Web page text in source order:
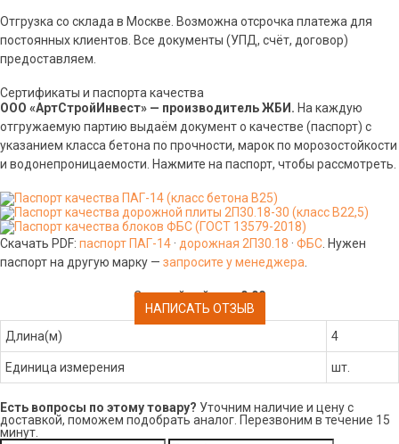
Отгрузка со склада в Москве. Возможна отсрочка платежа для
постоянных клиентов. Все документы (УПД, счёт, договор)
предоставляем.
Сертификаты и паспорта качества
ООО «АртСтройИнвест» — производитель ЖБИ. На каждую
отгружаемую партию выдаём документ о качестве (паспорт) с
указанием класса бетона по прочности, марок по морозостойкости
и водонепроницаемости. Нажмите на паспорт, чтобы рассмотреть.
Скачать PDF: паспорт ПАГ-14 · дорожная 2П30.18 · ФБС . Нужен
паспорт на другую марку — запросите у менеджера
Средний рейтинг:0.00
НАПИСАТЬ ОТЗЫВ
Длина(м)
4
Единица измерения шт.
Есть вопросы по этому товару? Уточним наличие и цену с
доставкой, поможем подобрать аналог. Перезвоним в течение 15
минут.